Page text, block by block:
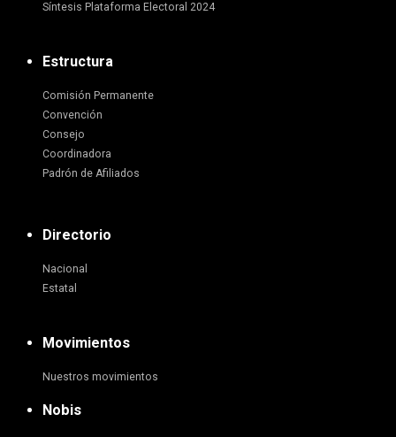
Síntesis Plataforma Electoral 2024
Estructura
Comisión Permanente
Convención
Consejo
Coordinadora
Padrón de Afiliados
Directorio
Nacional
Estatal
Movimientos
Nuestros movimientos
Nobis